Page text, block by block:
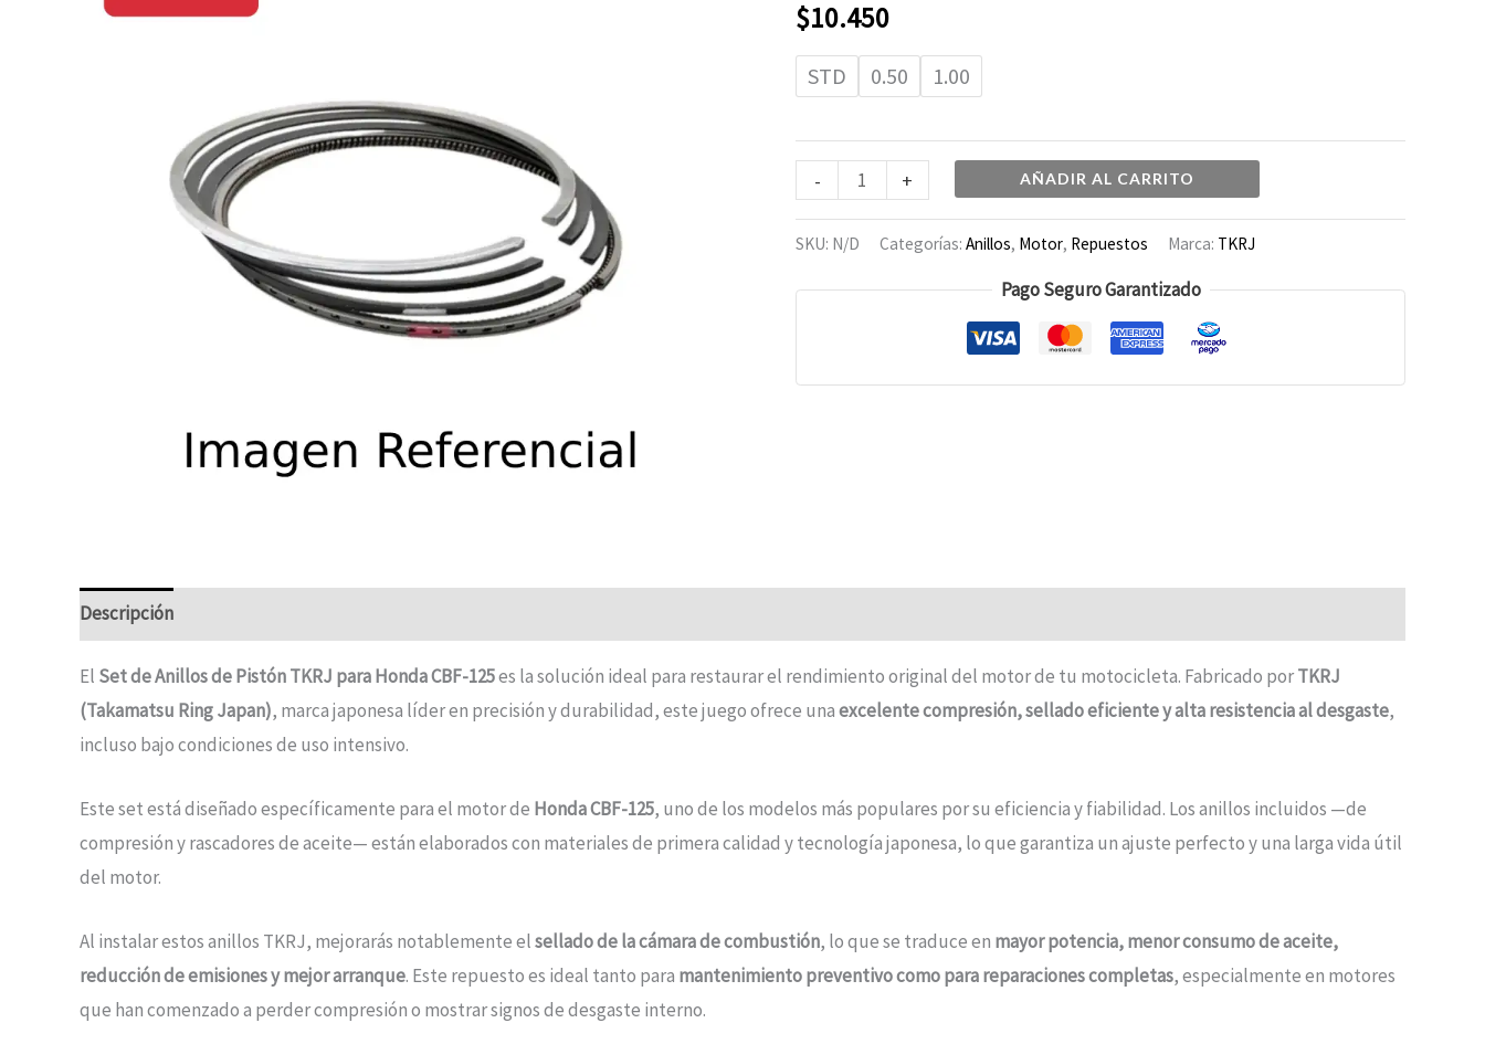
$10.450
STD 0.50 1.00
-
CBF-
125
cantidad
+ AÑADIR AL CARRITO
SKU: N/D Categorías: Anillos, Motor, Repuestos Marca: TKRJ
Pago Seguro Garantizado
Descripción
El Set de Anillos de Pistón TKRJ para Honda CBF-125es la solución ideal para restaurar el rendimiento original del motor de tu motocicleta. Fabricado porTKRJ
(Takamatsu Ring Japan), marca japonesa líder en precisión y durabilidad, este juego ofrece unaexcelente compresión, sellado eficiente y alta resistencia al desgaste,
incluso bajo condiciones de uso intensivo.
Este set está diseñado específicamente para el motor de Honda CBF-125, uno de los modelos más populares por su eficiencia y fiabilidad. Los anillos incluidos —de
compresión y rascadores de aceite— están elaborados con materiales de primera calidad y tecnología japonesa, lo que garantiza un ajuste perfecto y una larga vida útil
del motor.
Al instalar estos anillos TKRJ, mejorarás notablemente elsellado de la cámara de combustión, lo que se traduce en mayor potencia, menor consumo de aceite,
reducción de emisiones y mejor arranque. Este repuesto es ideal tanto para mantenimiento preventivo como para reparaciones completas, especialmente en motores
que han comenzado a perder compresión o mostrar signos de desgaste interno.